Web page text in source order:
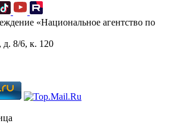
«Национальное агентство по
8/6, к. 120